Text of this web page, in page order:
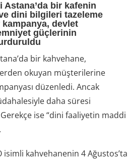
Astana’da bir kafenin
dini bilgileri tazeleme
kampanya, devlet
güçlerinin
bir kahvehane,
okuyan müşterilerine
düzenledi. Ancak
daha süresi
ise “dini faaliyetin maddi
isimli kahvehanenin 4 Ağustos’ta